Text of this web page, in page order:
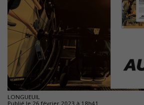
LONGUEUIL
Publié le 26 février 2023 à 18h41